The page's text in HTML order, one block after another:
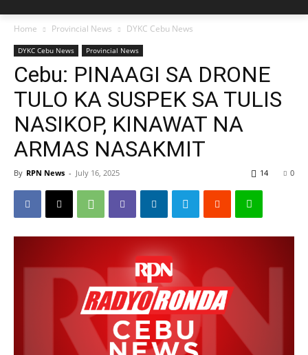
Home Provincial News DYKC Cebu News
DYKC Cebu News Provincial News
Cebu: PINAAGI SA DRONE
TULO KA SUSPEK SA TULIS
NASIKOP, KINAWAT NA
ARMAS NASAKMIT
By RPN News - July 16, 2025 0
14